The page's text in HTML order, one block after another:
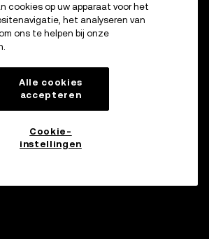
cookies op uw apparaat voor het
het analyseren van
ons te helpen bij onze
Alle cookies
accepteren
Cookie-
instellingen